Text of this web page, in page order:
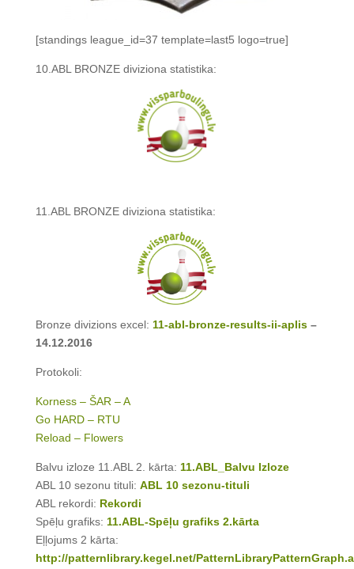
[standings league_id=37 template=last5 logo=true]
10.ABL BRONZE diviziona statistika:
11.ABL BRONZE diviziona statistika:
Bronze divizions excel: 11-abl-bronze-results-ii-aplis–
14.12.2016
Protokoli:
Korness – ŠAR – A
Go HARD – RTU
Reload – Flowers
Balvu izloze 11.ABL 2. kārta: 11.ABL_Balvu Izloze
ABL 10 sezonu tituli: ABL 10 sezonu-tituli
ABL rekordi: Rekordi
Spēļu grafiks: 11.ABL-Spēļu grafiks 2.kārta
Eļļojums 2 kārta:
http://patternlibrary.kegel.net/